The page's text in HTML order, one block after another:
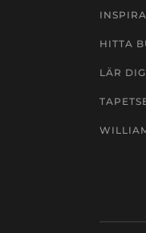
HITTA
LÄR